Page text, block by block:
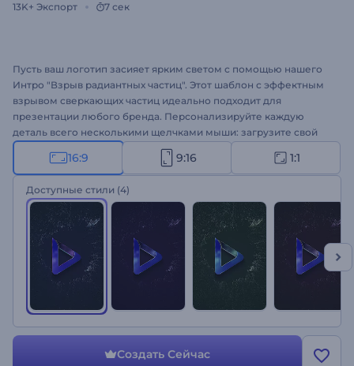
13K+ Экспорт 7 сек
Пусть ваш логотип засияет ярким светом с помощью нашего
Интро "Взрыв радиантных частиц". Этот шаблон с эффектным
взрывом сверкающих частиц идеально подходит для
презентации любого бренда. Персонализируйте каждую
деталь всего несколькими щелчками мыши: загрузите свой
логотип, напишите слоган и выберите подходящую фоновую
музыку. Идеально подходит для интро компании, аутро
YouTube-канала, гламурных открытий презентаций, промо-
роликов и многого другого. Создавайте прямо сейчас и
сделайте свой бренд незабываемым!
16:9 9:16 1:1
Доступные стили (4)
Создать Сейчас